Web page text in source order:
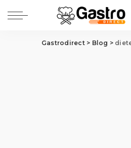
Gastrodirect> Blog >